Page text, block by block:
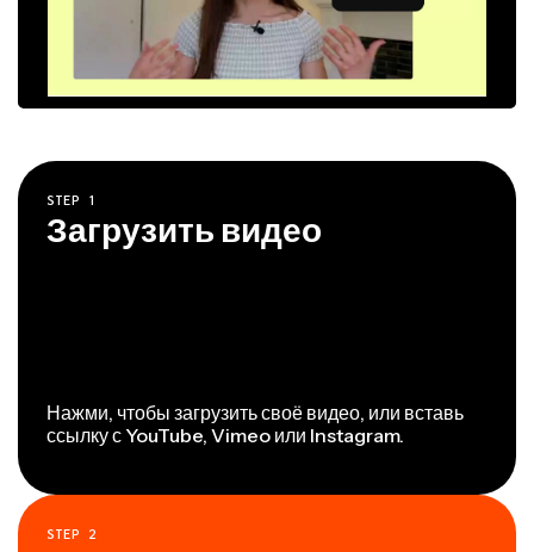
STEP 1
Загрузить видео
Нажми, чтобы загрузить своё видео, или вставь
ссылку с YouTube, Vimeo или Instagram.
STEP 2